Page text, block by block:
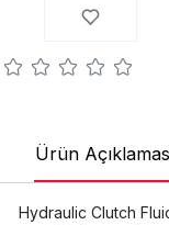
Ürün
Hydraulic Clutch